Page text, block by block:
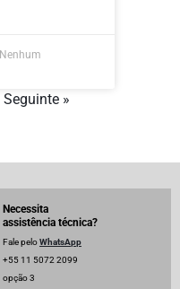
Nenhum
Seguinte »
Necessita
assistência técnica?
Fale peloWhatsApp
+55 11 5072 2099
opção 3